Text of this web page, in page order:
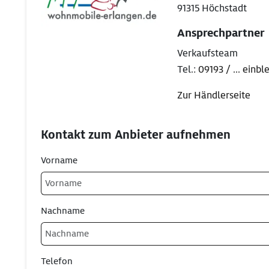
91315 Höchstadt
Ansprechpartner
Verkaufsteam
Tel.: 09193 / ...
Zur Händlerseite
Kontakt zum Anbieter aufnehmen
Vorname
Nachname
Telefon